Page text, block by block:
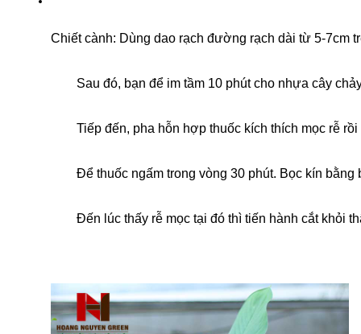
Chiết cành: Dùng dao rạch đường rạch dài từ 5-7cm
Sau đó, bạn để im tầm 10 phút cho nhựa cây
Tiếp đến, pha hỗn hợp thuốc kích thích mọc rễ
Để thuốc ngấm trong vòng 30 phút. Bọc kín bằng
Đến lúc thấy rễ mọc tại đó thì tiến hành cắt